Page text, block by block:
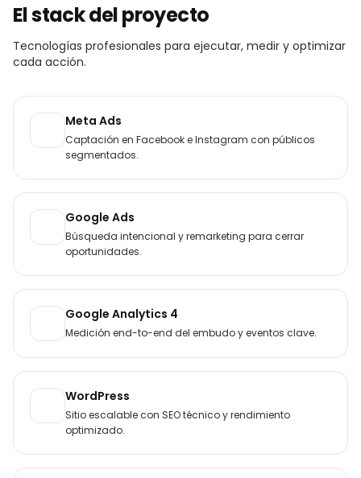
El stack del proyecto
Tecnologías profesionales para ejecutar, medir y optimizar
cada acción.
Meta Ads
Captación en Facebook e Instagram con públicos
segmentados.
Google Ads
Búsqueda intencional y remarketing para cerrar
oportunidades.
Google Analytics 4
Medición end-to-end del embudo y eventos clave.
WordPress
Sitio escalable con SEO técnico y rendimiento
optimizado.